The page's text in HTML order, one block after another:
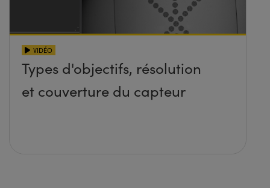
VIDÉO
Types d'objectifs, résolution
et couverture du capteur